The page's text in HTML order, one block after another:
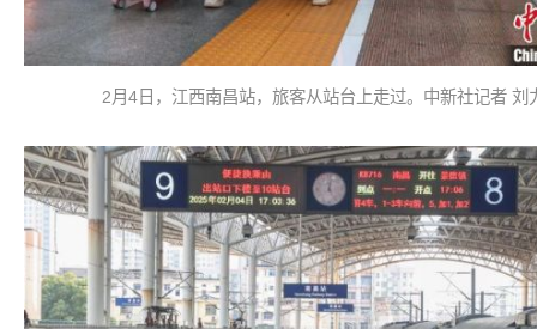
2月4日，江西南昌站，旅客从站台上走过。中新社记者 刘